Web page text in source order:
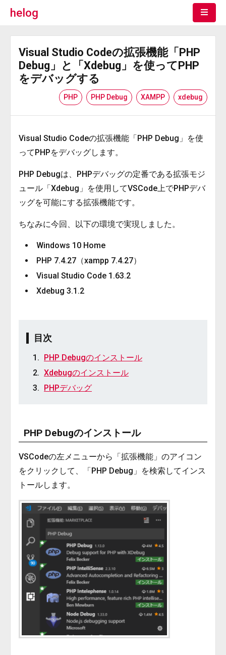
helog
Visual Studio Codeの拡張機能「PHP
Debug」と「Xdebug」を使ってPHP
をデバッグする
PHP PHP Debug XAMPP xdebug
Visual Studio Codeの拡張機能「PHP Debug」を使
ってPHPをデバッグします。
PHP Debugは、PHPデバッグの定番である拡張モジ
ュール「Xdebug」を使用してVSCode上でPHPデバ
ッグを可能にする拡張機能です。
ちなみに今回、以下の環境で実現しました。
Windows 10 Home
PHP 7.4.27（xampp 7.4.27）
Visual Studio Code 1.63.2
Xdebug 3.1.2
目次
PHP Debugのインストール
Xdebugのインストール
PHPデバッグ
PHP Debugのインストール
VSCodeの左メニューから「拡張機能」のアイコン
をクリックして、「PHP Debug」を検索してインス
トールします。